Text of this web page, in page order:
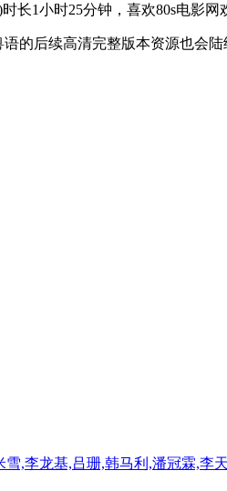
1小时25分钟，喜欢80s电影网
的后续高清完整版本资源也会陆
,李龙基,吕珊,韩马利,潘冠霖,李